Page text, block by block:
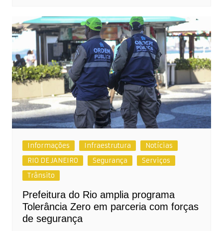
Informações Infraestrutura
Notícias
RIO DE JANEIRO
Segurança
Serviços
Trânsito
Prefeitura do Rio amplia programa
Tolerância Zero em parceria com forças
de segurança